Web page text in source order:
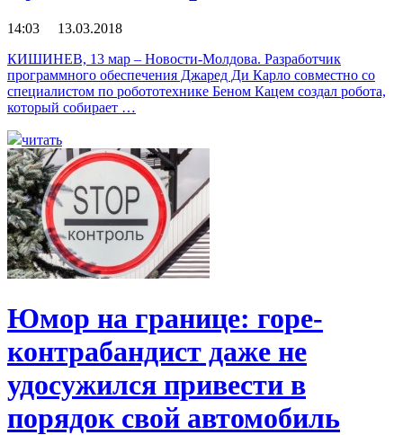
14:03 13.03.2018
КИШИНЕВ, 13 мар – Новости-Молдова. Разработчик
программного обеспечения Джаред Ди Карло совместно со
специалистом по робототехнике Беном Кацем создал робота,
который собирает …
читать
Юмор на границе: горе-
контрабандист даже не
удосужился привести в
порядок свой автомобиль